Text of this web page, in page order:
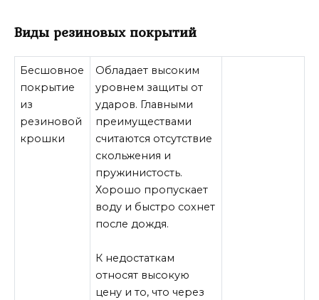
Виды резиновых покрытий
Бесшовное
покрытие
из
резиновой
крошки
Обладает высоким
уровнем защиты от
ударов. Главными
преимуществами
считаются отсутствие
скольжения и
пружинистость.
Хорошо пропускает
воду и быстро сохнет
после дождя.
К недостаткам
относят высокую
цену и то, что через